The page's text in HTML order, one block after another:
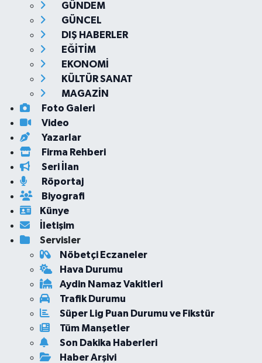
GÜNDEM
GÜNCEL
DIŞ HABERLER
EĞİTİM
EKONOMİ
KÜLTÜR SANAT
MAGAZİN
Foto Galeri
Video
Yazarlar
Firma Rehberi
Seri İlan
Röportaj
Biyografi
Künye
İletişim
Servisler
Nöbetçi Eczaneler
Hava Durumu
Aydin Namaz Vakitleri
Trafik Durumu
Süper Lig Puan Durumu ve Fikstür
Tüm Manşetler
Son Dakika Haberleri
Haber Arşivi